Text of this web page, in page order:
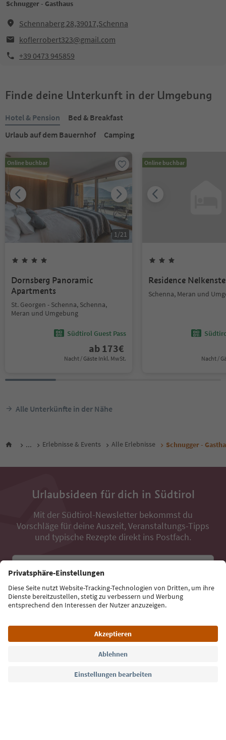
Schnugger - Gasthaus
Schennaberg 28,39017,Schenna
koflerrobert323@gmail.com
+39 0473 945859
Finde deine Unterkunft in der Umgebung
Hotel & Pension
Bed & Breakfast
Urlaub auf dem Bauernhof
Camping
Online buchbar
1/21
Dornsberg Panoramic
Apartments
St. Georgen - Schenna, Schenna,
Meran und Umgebung
Südtirol Guest Pass
ab 173€
Nacht / Gäste Inkl. MwSt.
Online buchbar
Residence
Schenna, Meran und
Nacht /
Alle Unterkünfte in der Nähe
... Erlebnisse & Events Alle Erlebnisse Schnugger -
Urlaubsideen für dich in Südtirol
Mit der Südtirol-Newsletter bekommst du
Vorschläge für deine Auszeit, Veranstaltungs-Tipps
und typische Rezepte direkt ins Postfach.
Jetzt anmelden